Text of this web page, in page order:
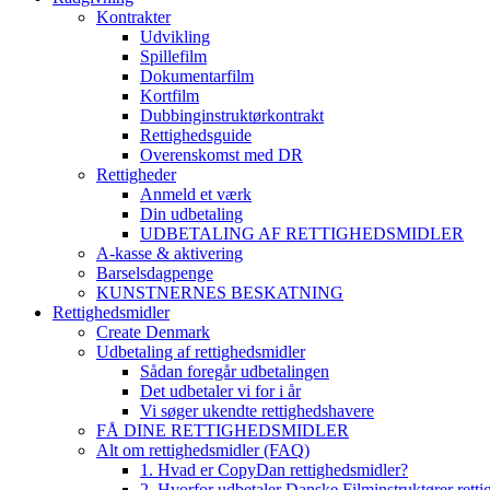
Kontrakter
Udvikling
Spillefilm
Dokumentarfilm
Kortfilm
Dubbinginstruktørkontrakt
Rettighedsguide
Overenskomst med DR
Rettigheder
Anmeld et værk
Din udbetaling
UDBETALING AF RETTIGHEDSMIDLER
A-kasse & aktivering
Barselsdagpenge
KUNSTNERNES BESKATNING
Rettighedsmidler
Create Denmark
Udbetaling af rettighedsmidler
Sådan foregår udbetalingen
Det udbetaler vi for i år
Vi søger ukendte rettighedshavere
FÅ DINE RETTIGHEDSMIDLER
Alt om rettighedsmidler (FAQ)
1. Hvad er CopyDan rettighedsmidler?